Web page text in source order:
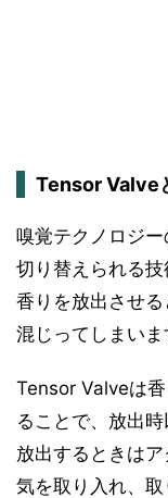
Tensor Valve
嗅覚テクノロジ
切り替えられる
香りを放出させ
混じってしまいま
Tensor Valveは
ることで、放出
放出するときは
気を取り入れ、